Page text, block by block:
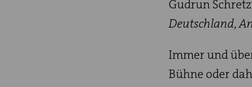
Gudrun
Deutschland,
Immer und
Bühne oder